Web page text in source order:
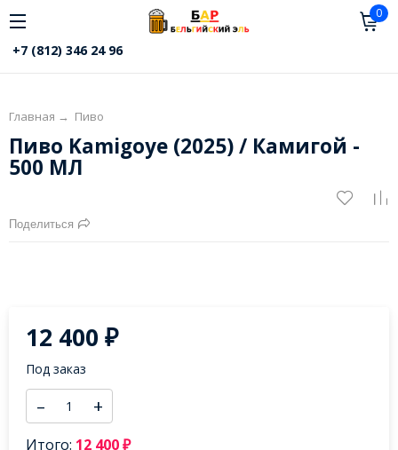
0
+7 (812) 346 24 96
Главная → Пиво
Пиво Kamigoye (2025) / Камигой -
500 МЛ
Поделиться
12 400₽
Под заказ
– +
Итого: 12 400₽